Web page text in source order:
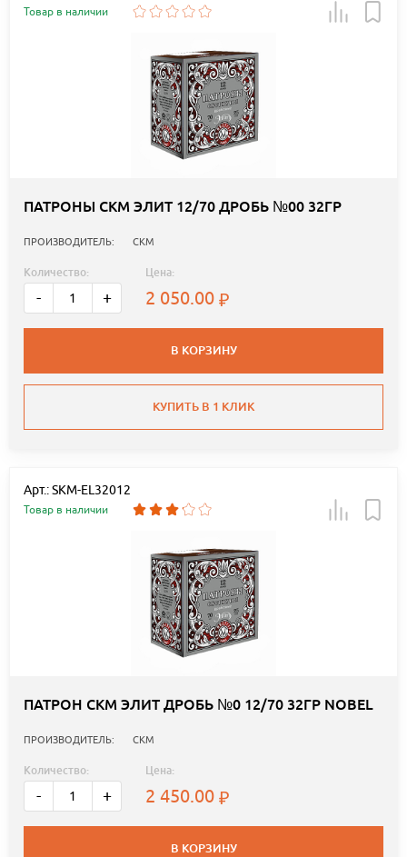
Товар в наличии
ПАТРОНЫ СКМ ЭЛИТ 12/70 ДРОБЬ №00 32ГР
ПРОИЗВОДИТЕЛЬ: СКМ
Количество:
- +
Цена:
2 050.00
В КОРЗИНУ
КУПИТЬ В 1 КЛИК
Арт.: SKM-EL32012
Товар в наличии
ПАТРОН СКМ ЭЛИТ ДРОБЬ №0 12/70 32ГР NOBEL
ПРОИЗВОДИТЕЛЬ: СКМ
Количество:
- +
Цена:
2 450.00
В КОРЗИНУ